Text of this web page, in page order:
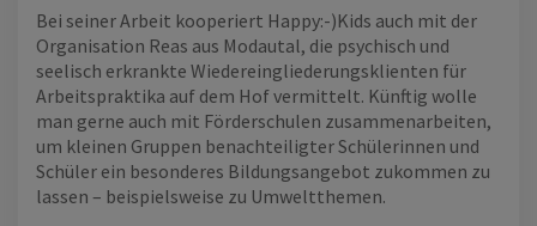
Bei seiner Arbeit kooperiert Happy:-)Kids auch mit der
Organisation Reas aus Modautal, die psychisch und
seelisch erkrankte Wiedereingliederungsklienten für
Arbeitspraktika auf dem Hof vermittelt. Künftig wolle
man gerne auch mit Förderschulen zusammenarbeiten,
um kleinen Gruppen benachteiligter Schülerinnen und
Schüler ein besonderes Bildungsangebot zukommen zu
lassen – beispielsweise zu Umweltthemen.